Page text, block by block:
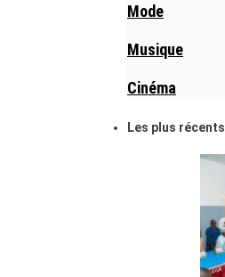
Mode
Musique
Cinéma
Les plus récents